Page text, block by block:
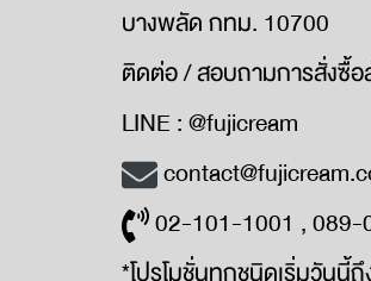
บางพลัด กทม. 10700
ติดต่อ / สอบถามการสั่งซื้
LINE : @fujicream
02-101-1001 , 089-